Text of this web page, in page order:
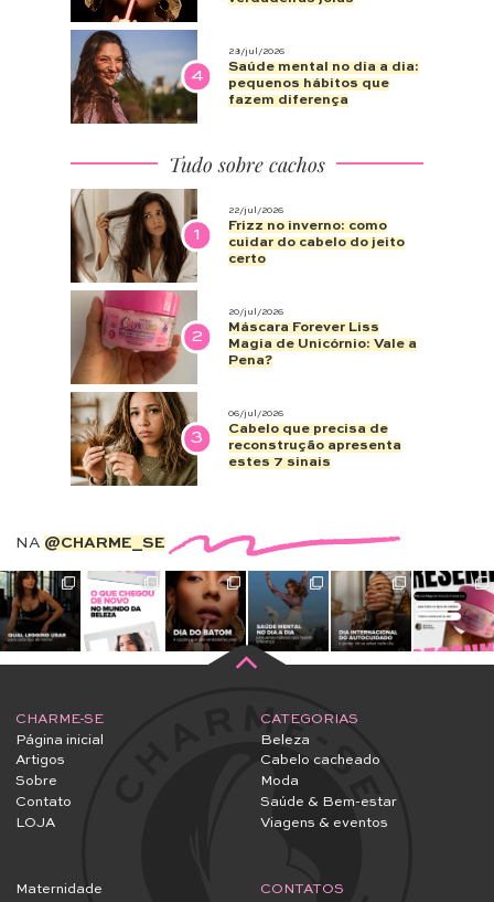
4
28/jul/2026
Saúde mental no dia a dia:
pequenos hábitos que
fazem diferença
Tudo sobre cachos
1
22/jul/2026
Frizz no inverno: como
cuidar do cabelo do jeito
certo
2
20/jul/2026
Máscara Forever Liss
Magia de Unicórnio: Vale a
Pena?
3
06/jul/2026
Cabelo que precisa de
reconstrução apresenta
estes 7 sinais
NA @CHARME_SE
CHARME-SE
Página inicial
Artigos
Sobre
Contato
LOJA
CATEGORIAS
Beleza
Cabelo cacheado
Moda
Saúde & Bem-estar
Viagens & eventos
Maternidade
CONTATOS